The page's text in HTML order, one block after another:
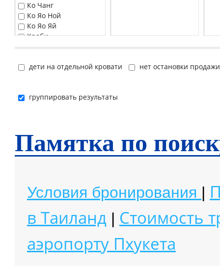
Ко Чанг
Ко Яо Ной
Ко Яо Яй
Краби
Пхи-Пхи
Хуа Хин
дети на отдельной кровати нет остановки продажи
группировать результаты
Памятка по
Условия бронирования |
в Таиланд | Стоимость
аэропорту Пхукета